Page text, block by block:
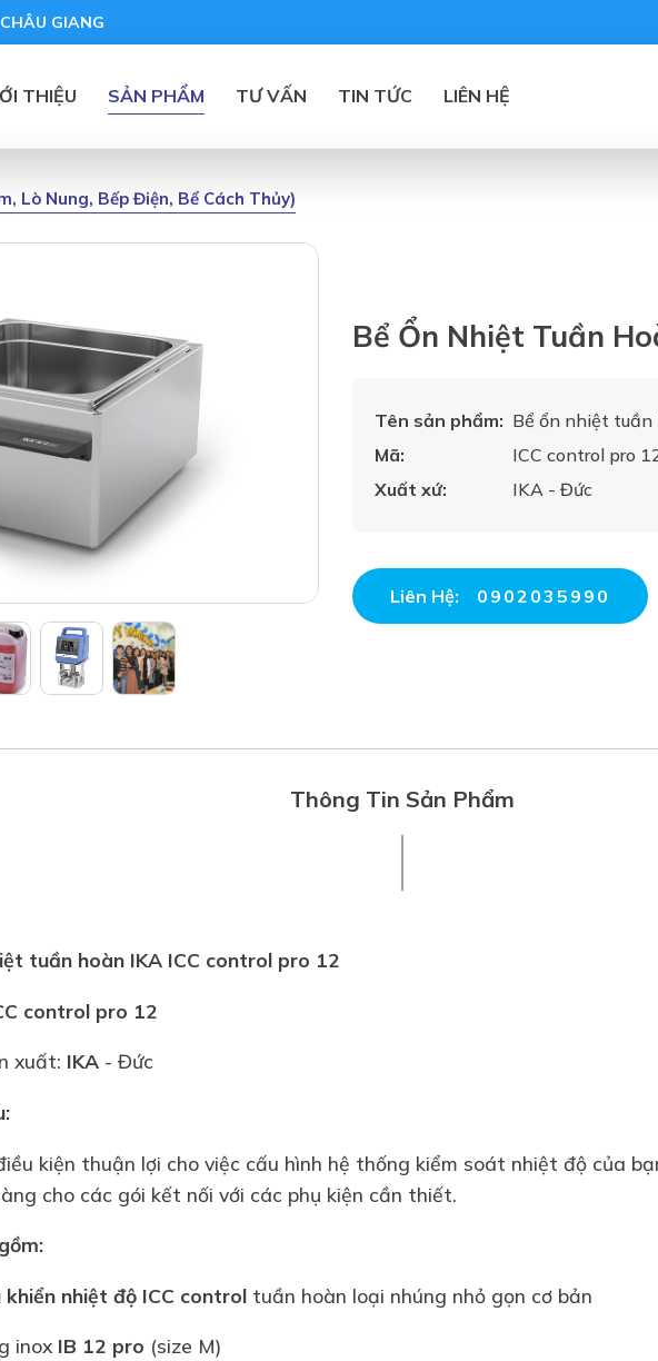
GIANG
THIỆU SẢN PHẨM TƯ VẤN TIN TỨC LIÊN HỆ
Lò Nung, Bếp Điện, Bể Cách Thủy)
Bể Ổn Nhiệt Tuần
Tên sản phẩm: Bể ổn nhiệt tuần
Mã:
ICC control pro
Xuất xứ:
IKA - Đức
Liên Hệ: 0902035990
Thông Tin Sản Phẩm
tuần hoàn IKA ICC control pro 12
control pro 12
xuất: IKA - Đức
kiện thuận lợi cho việc cấu hình hệ thống kiểm soát nhiệt độ của
cho các gói kết nối với các phụ kiện cần thiết.
gồm:
khiển nhiệt độ ICC control tuần hoàn loại nhúng nhỏ gọn cơ bản
inox IB 12 pro (size M)